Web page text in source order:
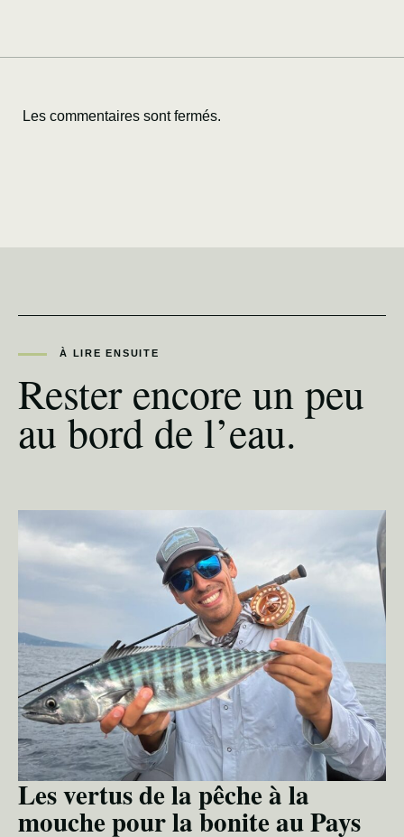
Les commentaires sont fermés.
À LIRE ENSUITE
Rester encore un peu
au bord de l’eau.
Les vertus de la pêche à la
mouche pour la bonite au Pays